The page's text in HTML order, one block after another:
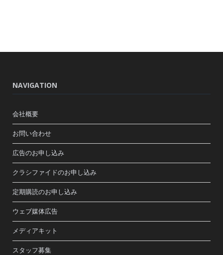
NAVIGATION
会社概要
お問い合わせ
広告のお申し込み
クラシファイドのお申し込み
定期購読のお申し込み
ウェブ媒体広告
メディアキット
スタッフ募集